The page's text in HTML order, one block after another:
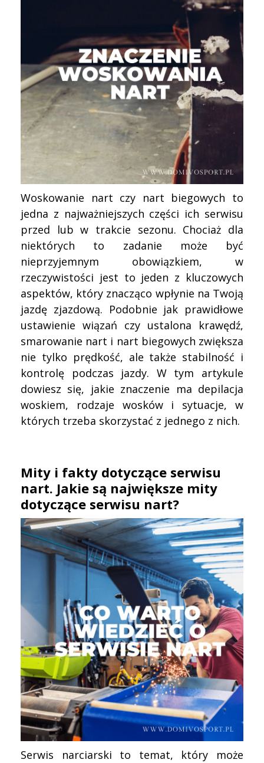
Woskowanie nart czy nart biegowych to
jedna z najważniejszych części ich serwisu
przed lub w trakcie sezonu. Chociaż dla
niektórych to zadanie może być
nieprzyjemnym obowiązkiem, w
rzeczywistości jest to jeden z kluczowych
aspektów, który znacząco wpłynie na Twoją
jazdę zjazdową. Podobnie jak prawidłowe
ustawienie wiązań czy ustalona krawędź,
smarowanie nart i nart biegowych zwiększa
nie tylko prędkość, ale także stabilność i
kontrolę podczas jazdy. W tym artykule
dowiesz się, jakie znaczenie ma depilacja
woskiem, rodzaje wosków i sytuacje, w
których trzeba skorzystać z jednego z nich.
Mity i fakty dotyczące serwisu
nart. Jakie są największe mity
dotyczące serwisu nart?
Serwis narciarski to temat, który może